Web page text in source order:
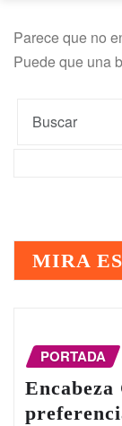
Parece que no
Puede que una
MIRA
PORTADA